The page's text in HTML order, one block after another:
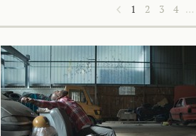
1 2 3 4 …